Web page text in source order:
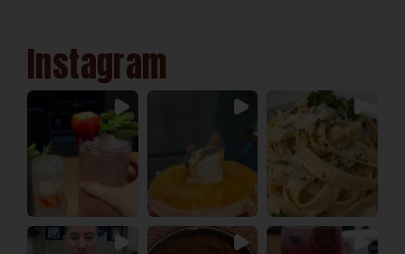
Instagram